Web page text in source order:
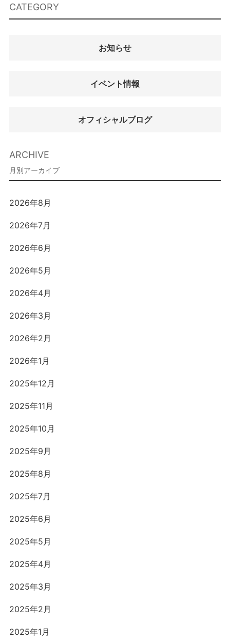
CATEGORY
お知らせ
イベント情報
オフィシャルブログ
ARCHIVE
2026年8月
2026年7月
2026年6月
2026年5月
2026年4月
2026年3月
2026年2月
2026年1月
2025年12月
2025年11月
2025年10月
2025年9月
2025年8月
2025年7月
2025年6月
2025年5月
2025年4月
2025年3月
2025年2月
2025年1月